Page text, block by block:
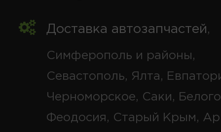
Доставка автозапчастей,
Симферополь и районы,
Севастополь, Ялта,
Черноморское, Саки,
Феодосия, Старый Крым,